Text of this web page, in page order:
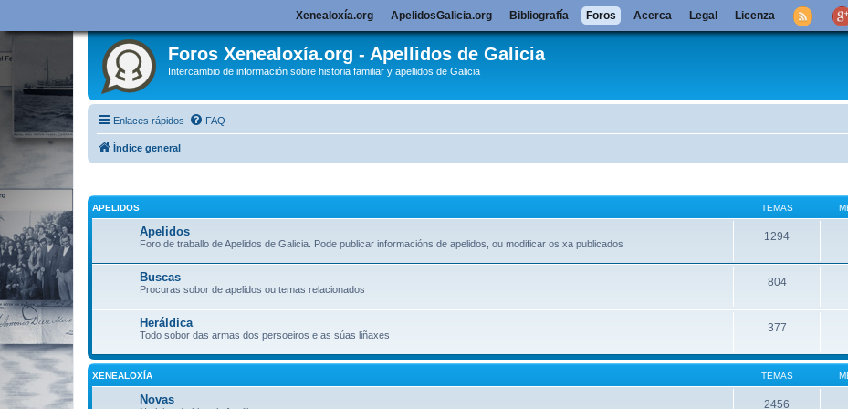
Foros Xenealoxía.org - Apellidos de Galicia
Intercambio de información sobre historia familiar y apellidos de Galicia
Enlaces rápidos FAQ
Índice general
APELIDOS TEMAS
Apelidos
Foro de traballo de Apelidos de Galicia. Pode publicar informacións de apelidos, ou modificar os xa publicados
1294
Buscas
Procuras sobor de apelidos ou temas relacionados
804
Heráldica
Todo sobor das armas dos persoeiros e as súas liñaxes
377
XENEALOXÍA TEMAS
Novas 2456
Xenealoxía.org ApelidosGalicia.org Bibliografía Foros Acerca Legal Licenza